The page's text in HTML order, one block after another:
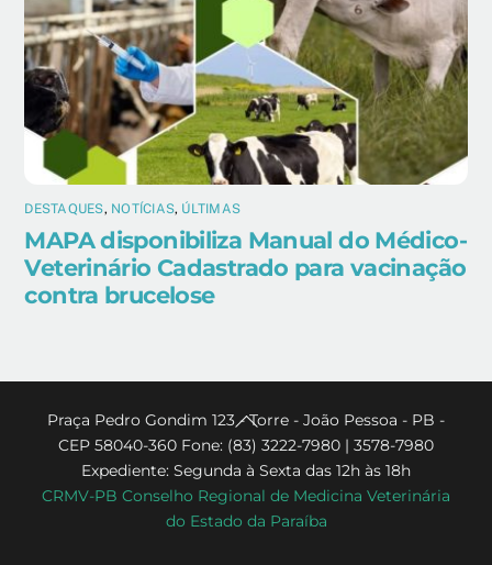
DESTAQUES, NOTÍCIAS, ÚLTIMAS
MAPA disponibiliza Manual do Médico-
Veterinário Cadastrado para vacinação
contra brucelose
Back
To
Top
Praça Pedro Gondim 123 - Torre - João Pessoa - PB -
CEP 58040-360 Fone: (83) 3222-7980 | 3578-7980
Expediente: Segunda à Sexta das 12h às 18h
CRMV-PB Conselho Regional de Medicina Veterinária
do Estado da Paraíba